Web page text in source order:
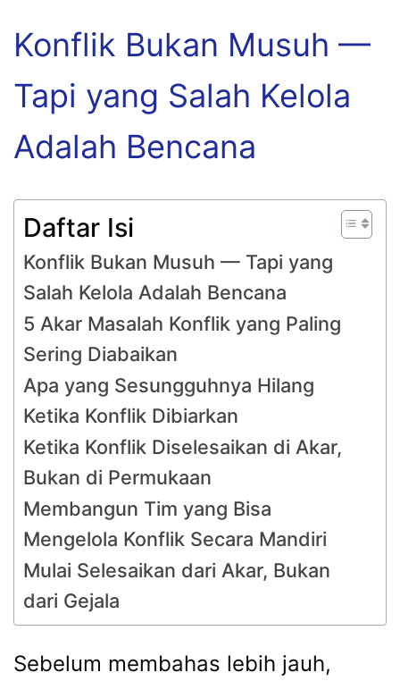
Konflik Bukan Musuh —
Tapi yang Salah Kelola
Adalah Bencana
Daftar Isi
Konflik Bukan Musuh — Tapi yang
Salah Kelola Adalah Bencana
5 Akar Masalah Konflik yang Paling
Sering Diabaikan
Apa yang Sesungguhnya Hilang
Ketika Konflik Dibiarkan
Ketika Konflik Diselesaikan di Akar,
Bukan di Permukaan
Membangun Tim yang Bisa
Mengelola Konflik Secara Mandiri
Mulai Selesaikan dari Akar, Bukan
dari Gejala
Sebelum membahas lebih jauh,